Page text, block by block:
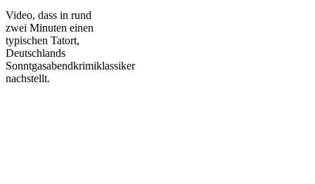
Video, dass in rund
zwei Minuten einen
typischen Tatort,
Deutschlands
Sonntgasabendkrimiklassiker
nachstellt.